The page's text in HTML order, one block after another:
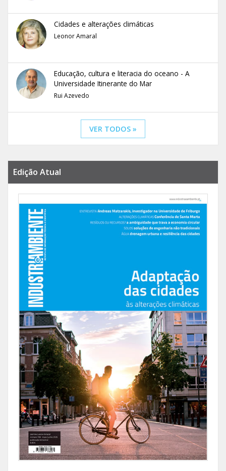
Cidades e alterações climáticas
Leonor Amaral
Educação, cultura e literacia do oceano - A
Universidade Itinerante do Mar
Rui Azevedo
VER TODOS »
Edição Atual